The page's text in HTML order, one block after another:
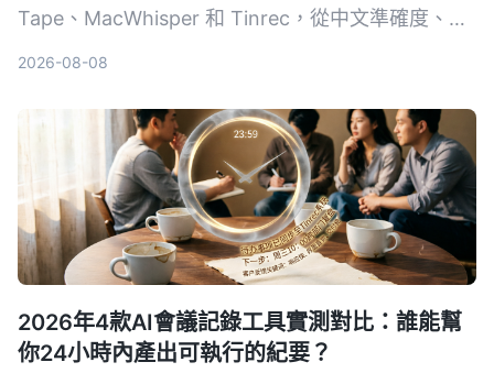
Tape、MacWhisper 和 Tinrec，從中文準確度、AI
2026-08-08
2026年4款AI會議記錄工具實測對比：誰能幫
你24小時內產出可執行的紀要？